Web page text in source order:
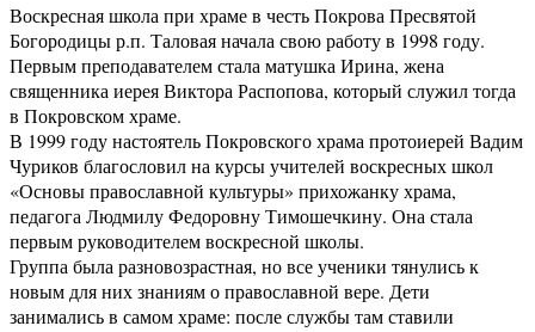
Воскресная школа при храме в честь Покрова Пресвятой
Богородицы р.п. Таловая начала свою работу в 1998 году.
Первым преподавателем стала матушка Ирина, жена
священника иерея Виктора Распопова, который служил тогда
в Покровском храме.
В 1999 году настоятель Покровского храма протоиерей Вадим
Чуриков благословил на курсы учителей воскресных школ
«Основы православной культуры» прихожанку храма,
педагога Людмилу Федоровну Тимошечкину. Она стала
первым руководителем воскресной школы.
Группа была разновозрастная, но все ученики тянулись к
новым для них знаниям о православной вере. Дети
занимались в самом храме: после службы там ставили